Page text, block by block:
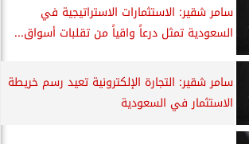
سامر شقير: الاستثمارات الاستراتيجية في
السعودية تمثل درعاً واقياً من تقلبات أسواق...
سامر شقير: التجارة الإلكترونية تعيد رسم خريطة
الاستثمار في السعودية